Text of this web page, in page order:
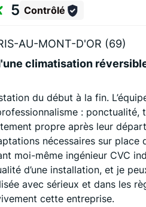
5 Contrôlé
AU-MONT-D'OR (69)
climatisation
du début à la fin.
: ponctualité,
propre après leur
nécessaires sur place
moi-même ingénieur CVC
d’une installation, et je
avec sérieux et dans les
cette entreprise.